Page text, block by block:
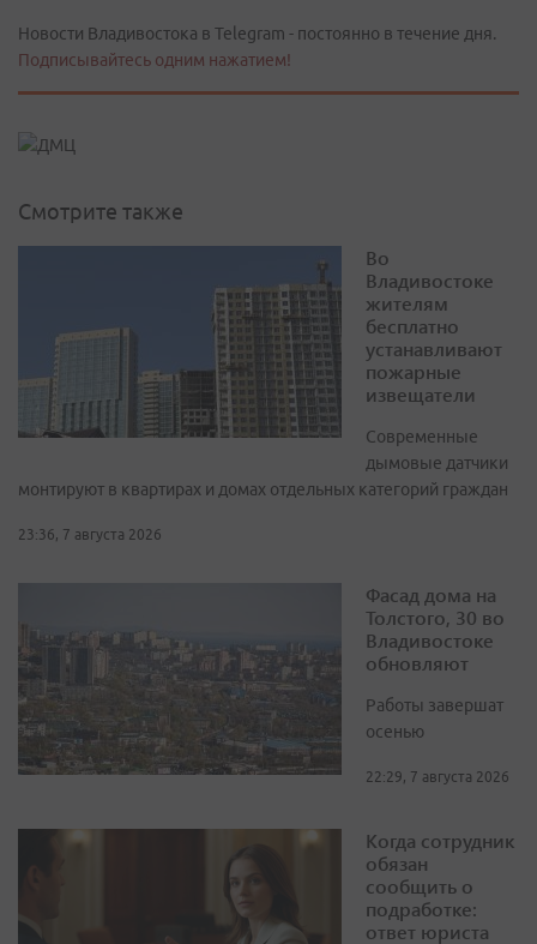
Новости Владивостока в Telegram - постоянно в течение дня.
Подписывайтесь одним нажатием!
Смотрите также
Во
Владивостоке
жителям
бесплатно
устанавливают
пожарные
извещатели
Современные
дымовые датчики
монтируют в квартирах и домах отдельных категорий граждан
23:36, 7 августа 2026
Фасад дома на
Толстого, 30 во
Владивостоке
обновляют
Работы завершат
осенью
22:29, 7 августа 2026
Когда сотрудник
обязан
сообщить о
подработке:
ответ юриста